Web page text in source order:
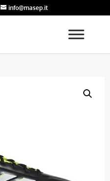
info@masep.it